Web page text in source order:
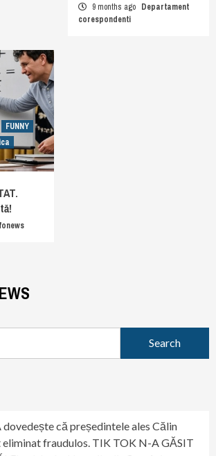
9 months ago Departament
corespondenti
FUNNY
dovedește că președintele ales Călin
eliminat fraudulos. TIK TOK N-A GĂSIT